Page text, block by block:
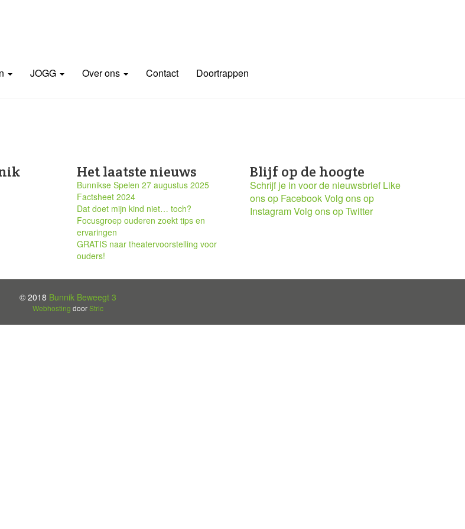
JOGG Over ons Contact Doortrappen
Het laatste nieuws
Bunnikse Spelen 27 augustus 2025
Factsheet 2024
Dat doet mijn kind niet… toch?
Focusgroep ouderen zoekt tips en
ervaringen
GRATIS naar theatervoorstelling voor
ouders!
Blijf op de hoogte
Schrijf je in voor de nieuwsbrief Like
ons op FacebookVolg ons op
InstagramVolg ons op Twitter
© 2018 Bunnik Beweegt 3
Webhosting doorStric